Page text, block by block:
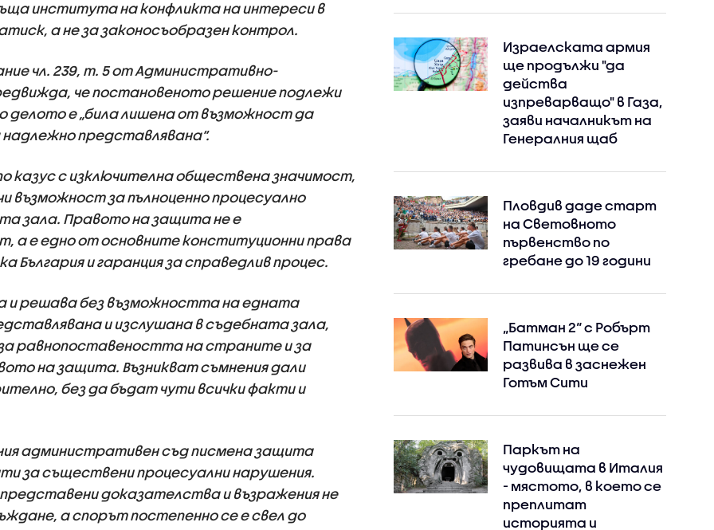
института на конфликта на интереси в
а не за законосъобразен контрол.
чл. 239, т. 5 от Административно-
че постановеното решение подлежи
е „била лишена от възможност да
надлежно представлявана“.
казус с изключителна обществена значимост,
възможност за пълноценно процесуално
зала. Правото на защита не е
а е едно от основните конституционни права
България и гаранция за справедлив процес.
и решава без възможността на едната
и изслушана в съдебната зала,
равнопоставеността на страните и за
на защита. Възникват съмнения дали
без да бъдат чути всички факти и
административен съд писмена защита
за съществени процесуални нарушения.
доказателства и възражения не
а спорът постепенно се е свел до
Израелската армия
ще продължи "да
действа
изпреварващо" в Газа,
заяви началникът на
Генералния щаб
Пловдив даде старт
на Световното
първенство по
гребане до 19 години
„Батман 2“ с Робърт
Патинсън ще се
развива в заснежен
Готъм Сити
Паркът на
чудовищата в Италия
- мястото, в което се
преплитат
историята и